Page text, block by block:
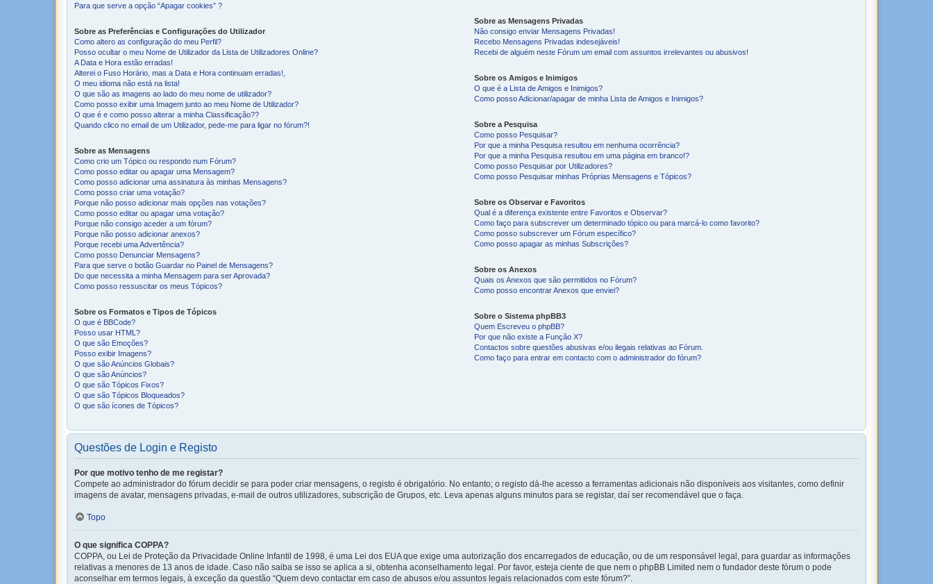
Para que serve a opção “Apagar cookies” ?
Sobre as Preferências e Configurações do Utilizador
Como altero as configuração do meu Perfil?
Posso ocultar o meu Nome de Utilizador da Lista de Utilizadores Online?
A Data e Hora estão erradas!
Alterei o Fuso Horário, mas a Data e Hora continuam erradas!,
O meu idioma não está na lista!
O que são as imagens ao lado do meu nome de utilizador?
Como posso exibir uma Imagem junto ao meu Nome de Utilizador?
O que é e como posso alterar a minha Classificação??
Quando clico no email de um Utilizador, pede-me para ligar no fórum?!
Sobre as Mensagens
Como crio um Tópico ou respondo num Fórum?
Como posso editar ou apagar uma Mensagem?
Como posso adicionar uma assinatura às minhas Mensagens?
Como posso criar uma votação?
Porque não posso adicionar mais opções nas votações?
Como posso editar ou apagar uma votação?
Porque não consigo aceder a um fórum?
Porque não posso adicionar anexos?
Porque recebi uma Advertência?
Como posso Denunciar Mensagens?
Para que serve o botão Guardar no Painel de Mensagens?
Do que necessita a minha Mensagem para ser Aprovada?
Como posso ressuscitar os meus Tópicos?
Sobre os Formatos e Tipos de Tópicos
O que é BBCode?
Posso usar HTML?
O que são Emoções?
Posso exibir Imagens?
O que são Anúncios Globais?
O que são Anúncios?
O que são Tópicos Fixos?
O que são Tópicos Bloqueados?
O que são ícones de Tópicos?
Sobre as Mensagens Privadas
Não consigo enviar Mensagens Privadas!
Recebo Mensagens Privadas indesejáveis!
Recebi de alguém neste Fórum um email com assuntos irrelevantes ou abusivos!
Sobre os Amigos e Inimigos
O que é a Lista de Amigos e Inimigos?
Como posso Adicionar/apagar de minha Lista de Amigos e Inimigos?
Sobre a Pesquisa
Como posso Pesquisar?
Por que a minha Pesquisa resultou em nenhuma ocorrência?
Por que a minha Pesquisa resultou em uma página em branco!?
Como posso Pesquisar por Utilizadores?
Como posso Pesquisar minhas Próprias Mensagens e Tópicos?
Sobre os Observar e Favoritos
Qual é a diferença existente entre Favoritos e Observar?
Como faço para subscrever um determinado tópico ou para marcá-lo como favorito?
Como posso subscrever um Fórum específico?
Como posso apagar as minhas Subscrições?
Sobre os Anexos
Quais os Anexos que são permitidos no Fórum?
Como posso encontrar Anexos que enviei?
Sobre o Sistema phpBB3
Quem Escreveu o phpBB?
Por que não existe a Função X?
Contactos sobre questões abusivas e/ou ilegais relativas ao Fórum.
Como faço para entrar em contacto com o administrador do fórum?
Questões de Login e Registo
Por que motivo tenho de me registar?
Compete ao administrador do fórum decidir se para poder criar mensagens, o registo é obrigatório. No entanto; o registo dá-lhe acesso a ferramentas adicionais não disponíveis aos visitantes, como definir
imagens de avatar, mensagens privadas, e-mail de outros utilizadores, subscrição de Grupos, etc. Leva apenas alguns minutos para se registar, daí ser recomendável que o faça.
Topo
O que significa COPPA?
COPPA, ou Lei de Proteção da Privacidade Online Infantil de 1998, é uma Lei dos EUA que exige uma autorização dos encarregados de educação, ou de um responsável legal, para guardar as informações
relativas a menores de 13 anos de idade. Caso não saiba se isso se aplica a si, obtenha aconselhamento legal. Por favor, esteja ciente de que nem o phpBB Limited nem o fundador deste fórum o pode
aconselhar em termos legais, à exceção da questão “Quem devo contactar em caso de abusos e/ou assuntos legais relacionados com este fórum?”.